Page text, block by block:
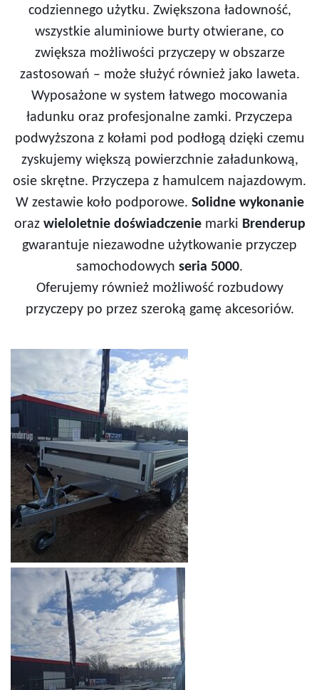
codziennego użytku. Zwiększona ładowność,
wszystkie aluminiowe burty otwierane, co
zwiększa możliwości przyczepy w obszarze
zastosowań – może służyć również jako laweta.
Wyposażone w system łatwego mocowania
ładunku oraz profesjonalne zamki. Przyczepa
podwyższona z kołami pod podłogą dzięki czemu
zyskujemy większą powierzchnie załadunkową,
osie skrętne. Przyczepa z hamulcem najazdowym.
W zestawie koło podporowe. Solidne wykonanie
oraz wieloletnie doświadczeniemarki Brenderup
gwarantuje niezawodne użytkowanie przyczep
samochodowych seria 5000.
Oferujemy również możliwość rozbudowy
przyczepy po przez szeroką gamę akcesoriów.